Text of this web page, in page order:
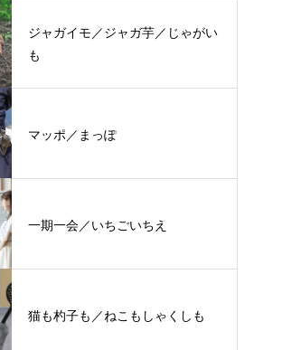
ジャガイモ／ジャガ芋／じゃがい
も
マッポ／まっぽ
一期一会／いちごいちえ
猫も杓子も／ねこもしゃくしも